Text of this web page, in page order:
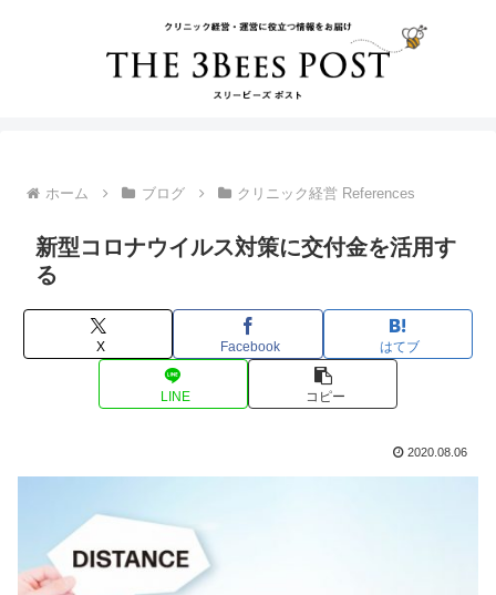
ホーム ブログ クリニック経営 References
新型コロナウイルス対策に交付金を活用す
る
X Facebook はてブ
LINE コピー
2020.08.06